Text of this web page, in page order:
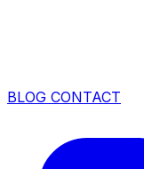
BLOG CONTACT